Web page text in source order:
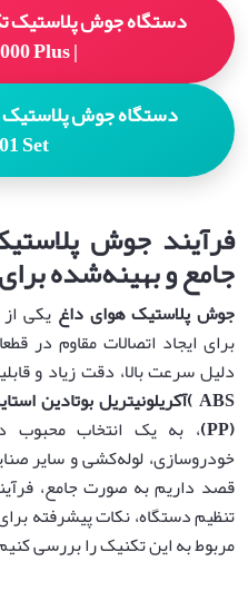
دستگاه جوش پلاستیک
| Pro-lek 9000 Plus
Set
فرآیند جوش
جامع و بهینه‌شده
جوش پلاستیک هوای داغ یکی
برای ایجاد اتصالات مقاوم در
دلیل سرعت بالا، دقت زیاد و
ABS
)آکریلونیتریل بوتادین
(PP)
، به یک انتخاب محبوب
خودروسازی، لوله‌کشی و سایر
قصد داریم به صورت جامع،
تنظیم دستگاه، نکات پیشرفته
مربوط به این تکنیک را بررسی